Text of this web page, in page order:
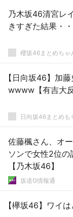
乃木坂46清宮レ
きすぎた結果・・
櫻坂46まとめちゃ
【日向坂46】加
wwww【有吉大反
日向坂46まとめも
佐藤楓さん、オ
ソンで女性2位の
【乃木坂46】
坂道G情報通
【欅坂46】ワイ